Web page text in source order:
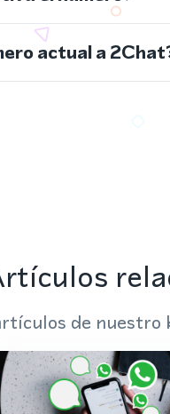
actual a
de